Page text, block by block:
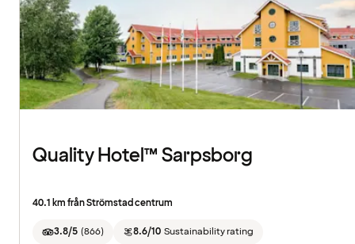
Quality Hotel™ Sarpsborg
40.1 km från Strömstad centrum
3.8/5 (866) 8.6/10 Sustainability rating